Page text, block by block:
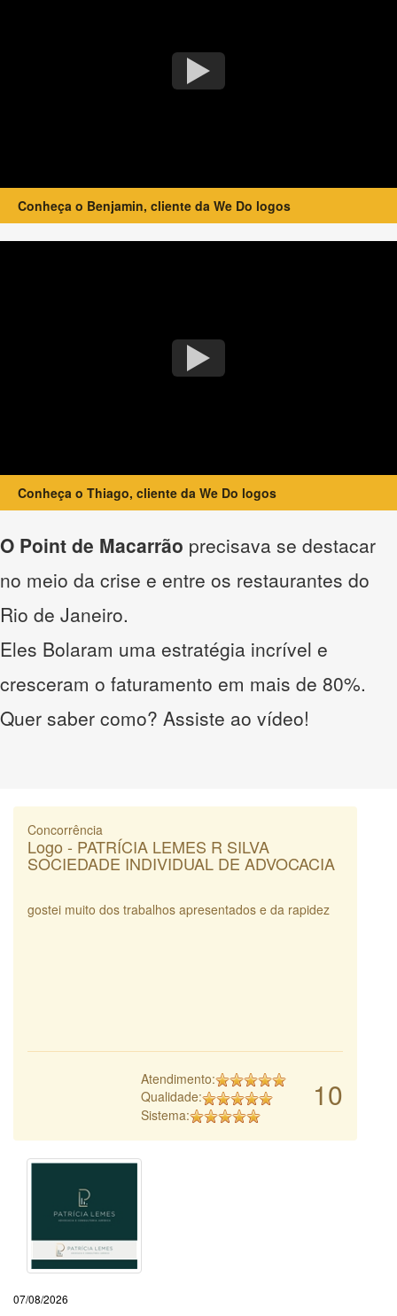
Conheça o Benjamin, cliente da We Do logos
Conheça o Thiago, cliente da We Do logos
O Point de Macarrão precisava se destacar
no meio da crise e entre os restaurantes do
Rio de Janeiro.
Eles Bolaram uma estratégia incrível e
cresceram o faturamento em mais de 80%.
Quer saber como? Assiste ao vídeo!
Concorrência
Logo - PATRÍCIA LEMES R SILVA
SOCIEDADE INDIVIDUAL DE ADVOCACIA
gostei muito dos trabalhos apresentados e da rapidez
10
Atendimento:
Qualidade:
Sistema:
07/08/2026